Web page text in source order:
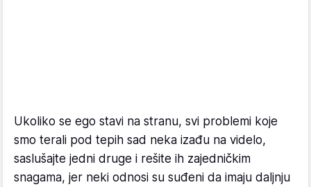
Ukoliko se ego stavi na stranu, svi problemi koje
smo terali pod tepih sad neka izađu na videlo,
saslušajte jedni druge i rešite ih zajedničkim
snagama, jer neki odnosi su suđeni da imaju daljnju